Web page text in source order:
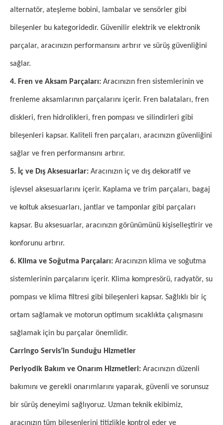
alternatör, ateşleme bobini, lambalar ve sensörler gibi
bileşenler bu kategoridedir. Güvenilir elektrik ve elektronik
parçalar, aracınızın performansını artırır ve sürüş güvenliğini
sağlar.
4. Fren ve Aksam Parçaları: Aracınızın fren sistemlerinin ve
frenleme aksamlarının parçalarını içerir. Fren balataları, fren
diskleri, fren hidrolikleri, fren pompası ve silindirleri gibi
bileşenleri kapsar. Kaliteli fren parçaları, aracınızın güvenliğini
sağlar ve fren performansını artırır.
5. İç ve Dış Aksesuarlar: Aracınızın iç ve dış dekoratif ve
işlevsel aksesuarlarını içerir. Kaplama ve trim parçaları, bagaj
ve koltuk aksesuarları, jantlar ve tamponlar gibi parçaları
kapsar. Bu aksesuarlar, aracınızın görünümünü kişiselleştirir ve
konforunu artırır.
6. Klima ve Soğutma Parçaları: Aracınızın klima ve soğutma
sistemlerinin parçalarını içerir. Klima kompresörü, radyatör, su
pompası ve klima filtresi gibi bileşenleri kapsar. Sağlıklı bir iç
ortam sağlamak ve motorun optimum sıcaklıkta çalışmasını
sağlamak için bu parçalar önemlidir.
Carringo Servis’in Sunduğu Hizmetler
Periyodik Bakım ve Onarım Hizmetleri: Aracınızın düzenli
bakımını ve gerekli onarımlarını yaparak, güvenli ve sorunsuz
bir sürüş deneyimi sağlıyoruz. Uzman teknik ekibimiz,
aracınızın tüm bileşenlerini titizlikle kontrol eder ve